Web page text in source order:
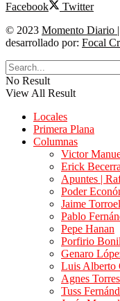
Facebook
Twitter
© 2023 Momento Diario
desarrollado por: Focal
No Result
View All Result
Locales
Primera Plana
Columnas
Victor
Erick Becerra
Apuntes |
Poder
Jaime
Pablo
Pepe Hanan
Porfirio
Genaro
Luis Alberto
Agnes Torres
Tuss